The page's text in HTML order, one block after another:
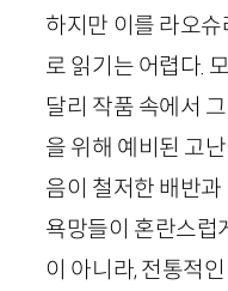
하지만 이를 라오
로 읽기는 어렵다.
달리 작품 속에서
을 위해 예비된 고
음이 철저한 배반과
욕망들이 혼란스럽
이 아니라, 전통적